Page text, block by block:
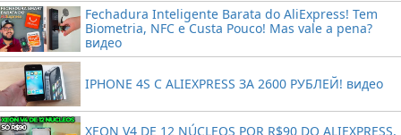
Fechadura Inteligente Barata do AliExpress! Tem
Biometria, NFC e Custa Pouco! Mas vale a pena?
видео
IPHONE 4S С ALIEXPRESS ЗА 2600 РУБЛЕЙ! видео
XEON V4 DE 12 NÚCLEOS POR R$90 DO ALIEXPRESS,